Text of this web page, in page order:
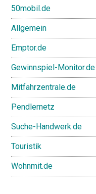
50mobil.de
Allgemein
Emptor.de
Gewinnspiel-Monitor.de
Mitfahrzentrale.de
Pendlernetz
Suche-Handwerk.de
Touristik
Wohnmit.de